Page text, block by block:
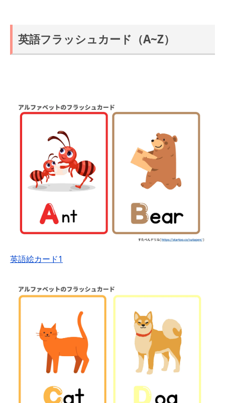
英語フラッシュカード（A~Z）
英語絵カード1